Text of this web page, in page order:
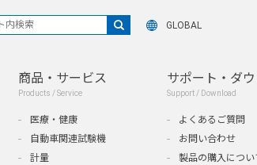
GLOBAL
商品・サービス
Products / Service
医療・健康
自動車関連試験機
計量
サポート・ダ
Support / Download
よくあるご質問
お問い合わせ
製品の購入につい